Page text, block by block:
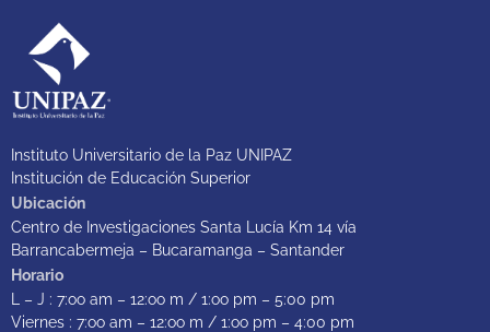
Instituto Universitario de la Paz UNIPAZ
Institución de Educación Superior
Ubicación
Centro de Investigaciones Santa Lucía Km 14 vía
Barrancabermeja – Bucaramanga – Santander
Horario
L – J : 7:oo am – 12:oo m / 1:oo pm – 5:00 pm
Viernes : 7:oo am – 12:oo m / 1:oo pm – 4:00 pm